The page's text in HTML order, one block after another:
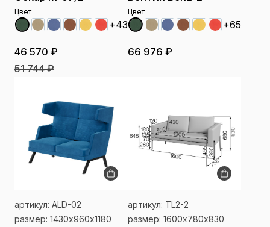
Цвет
+43
46 570 ₽
51 744 ₽
Цвет
+65
66 976 ₽
артикул: ALD-02
размер: 1430х960х1180
артикул: TL2-2
размер: 1600х780х830